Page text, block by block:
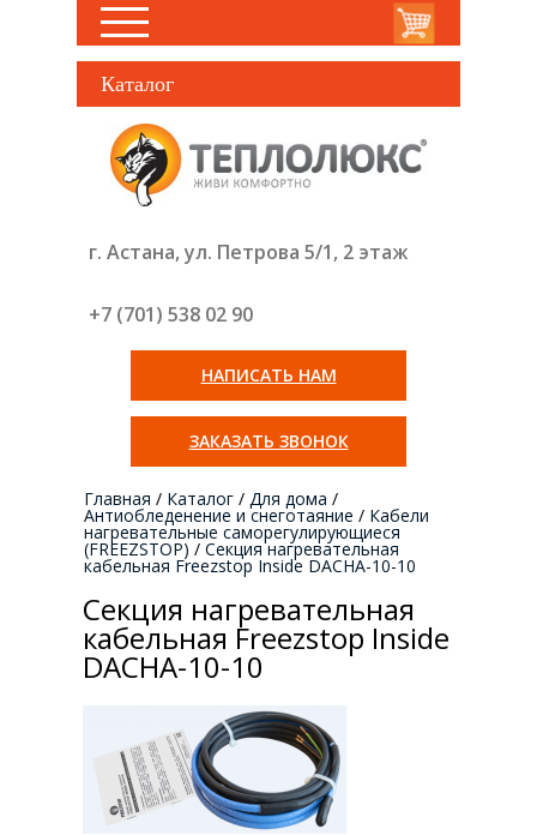
Каталог
г. Астана, ул. Петрова 5/1, 2 этаж
+7 (701) 538 02 90
НАПИСАТЬ НАМ
ЗАКАЗАТЬ ЗВОНОК
Главная / Каталог / Для дома /
Антиобледенение и снеготаяние / Кабели
нагревательные саморегулирующиеся
(FREEZSTOP) / Секция нагревательная
кабельная Freezstop Inside DACHA-10-10
Секция нагревательная
кабельная Freezstop Inside
DACHA-10-10